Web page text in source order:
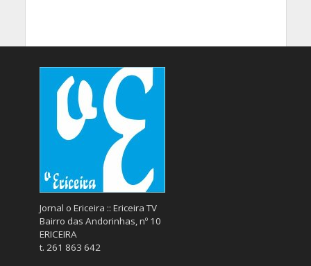
Jornal o Ericeira :: Ericeira TV
Bairro das Andorinhas, nº 10
ERICEIRA
t. 261 863 642